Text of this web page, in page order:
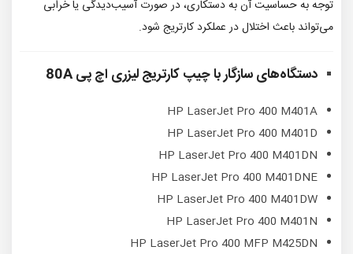
توجه به حساسیت آن به دستکاری، در صورت آسیب‌دیدگی یا خرابی
می‌تواند باعث اختلال در عملکرد کارتریج شود.
دستگاه‌های سازگار باچیپ کارتریج لیزری اچ پی 80A
HP LaserJet Pro 400 M401A
HP LaserJet Pro 400 M401D
HP LaserJet Pro 400 M401DN
HP LaserJet Pro 400 M401DNE
HP LaserJet Pro 400 M401DW
HP LaserJet Pro 400 M401N
HP LaserJet Pro 400 MFP M425DN